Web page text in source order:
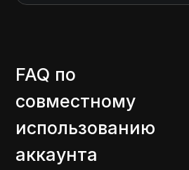
FAQ по
совместному
использованию
аккаунта